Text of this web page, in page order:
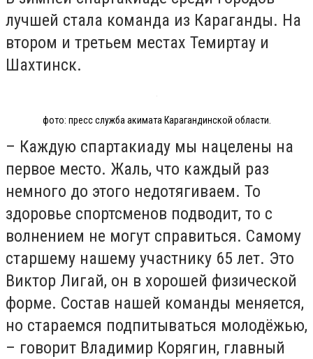
лучшей стала команда из Караганды. На
втором и третьем местах Темиртау и
Шахтинск.
фото: пресс служба акимата Карагандинской области.
– Каждую спартакиаду мы нацелены на
первое место. Жаль, что каждый раз
немного до этого недотягиваем. То
здоровье спортсменов подводит, то с
волнением не могут справиться. Самому
старшему нашему участнику 65 лет. Это
Виктор Лигай, он в хорошей физической
форме. Состав нашей команды меняется,
но стараемся подпитываться молодёжью,
– говорит Владимир Корягин, главный